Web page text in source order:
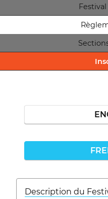
Description du